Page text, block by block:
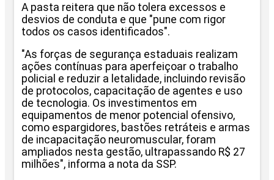
A pasta reitera que não tolera excessos e
desvios de conduta e que "pune com rigor
todos os casos identificados".
"As forças de segurança estaduais realizam
ações contínuas para aperfeiçoar o trabalho
policial e reduzir a letalidade, incluindo revisão
de protocolos, capacitação de agentes e uso
de tecnologia. Os investimentos em
equipamentos de menor potencial ofensivo,
como espargidores, bastões retráteis e armas
de incapacitação neuromuscular, foram
ampliados nesta gestão, ultrapassando R$ 27
milhões", informa a nota da SSP.